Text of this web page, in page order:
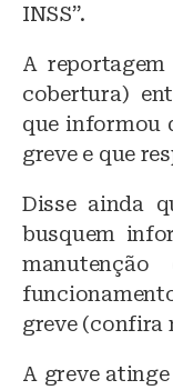
INSS”.
A
cobertura)
que informou
greve e que
Disse ainda
busquem
greve (confira
A greve